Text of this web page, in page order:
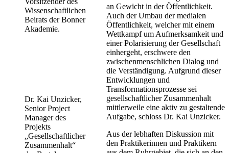
Wissenschaftlichen
Beirats der Bonner
Akademie.
Dr. Kai Unzicker,
Senior Project
Manager des
Projekts
„Gesellschaftlicher
Zusammenhalt“
an Gewicht in der Öffentlichkeit.
Auch der Umbau der medialen
Öffentlichkeit, welcher mit einem
Wettkampf um Aufmerksamkeit und
einer Polarisierung der Gesellschaft
einhergeht, erschwere den
zwischenmenschlichen Dialog und
die Verständigung. Aufgrund dieser
Entwicklungen und
Transformationsprozesse sei
gesellschaftlicher Zusammenhalt
mittlerweile eine aktiv zu gestaltende
Aufgabe, schloss Dr. Kai Unzicker.
Aus der lebhaften Diskussion mit
den Praktikerinnen und Praktikern